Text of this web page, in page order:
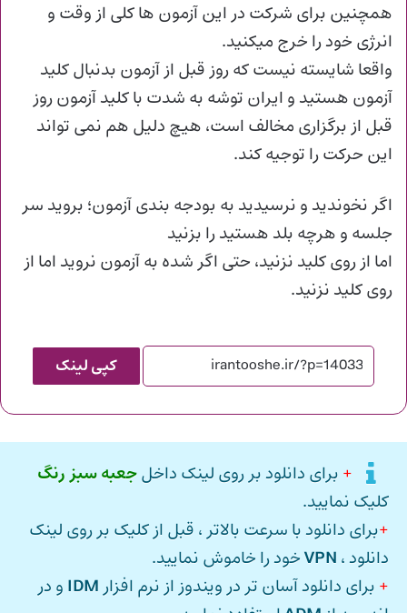
همچنین برای شرکت در این آزمون ها کلی از وقت و
انرژی خود را خرج میکنید.
واقعا شایسته نیست که روز قبل از آزمون بدنبال کلید
آزمون هستید و ایران توشه به شدت با کلید آزمون روز
قبل از برگزاری مخالف است، هیچ دلیل هم نمی تواند
این حرکت را توجیه کند.
اگر نخوندید و نرسیدید به بودجه بندی آزمون؛ بروید سر
جلسه و هرچه بلد هستید را بزنید
اما از روی کلید نزنید، حتی اگر شده به آزمون نروید اما از
روی کلید نزنید.
کپی لینک
+ برای دانلود بر روی لینک داخلجعبه سبز رنگ
کلیک نمایید.
+برای دانلود با سرعت بالاتر ، قبل از کلیک بر روی لینک
دانلود ، VPNخود را خاموش نمایید.
+ برای دانلود آسان تر در ویندوز از نرم افزار IDM و در